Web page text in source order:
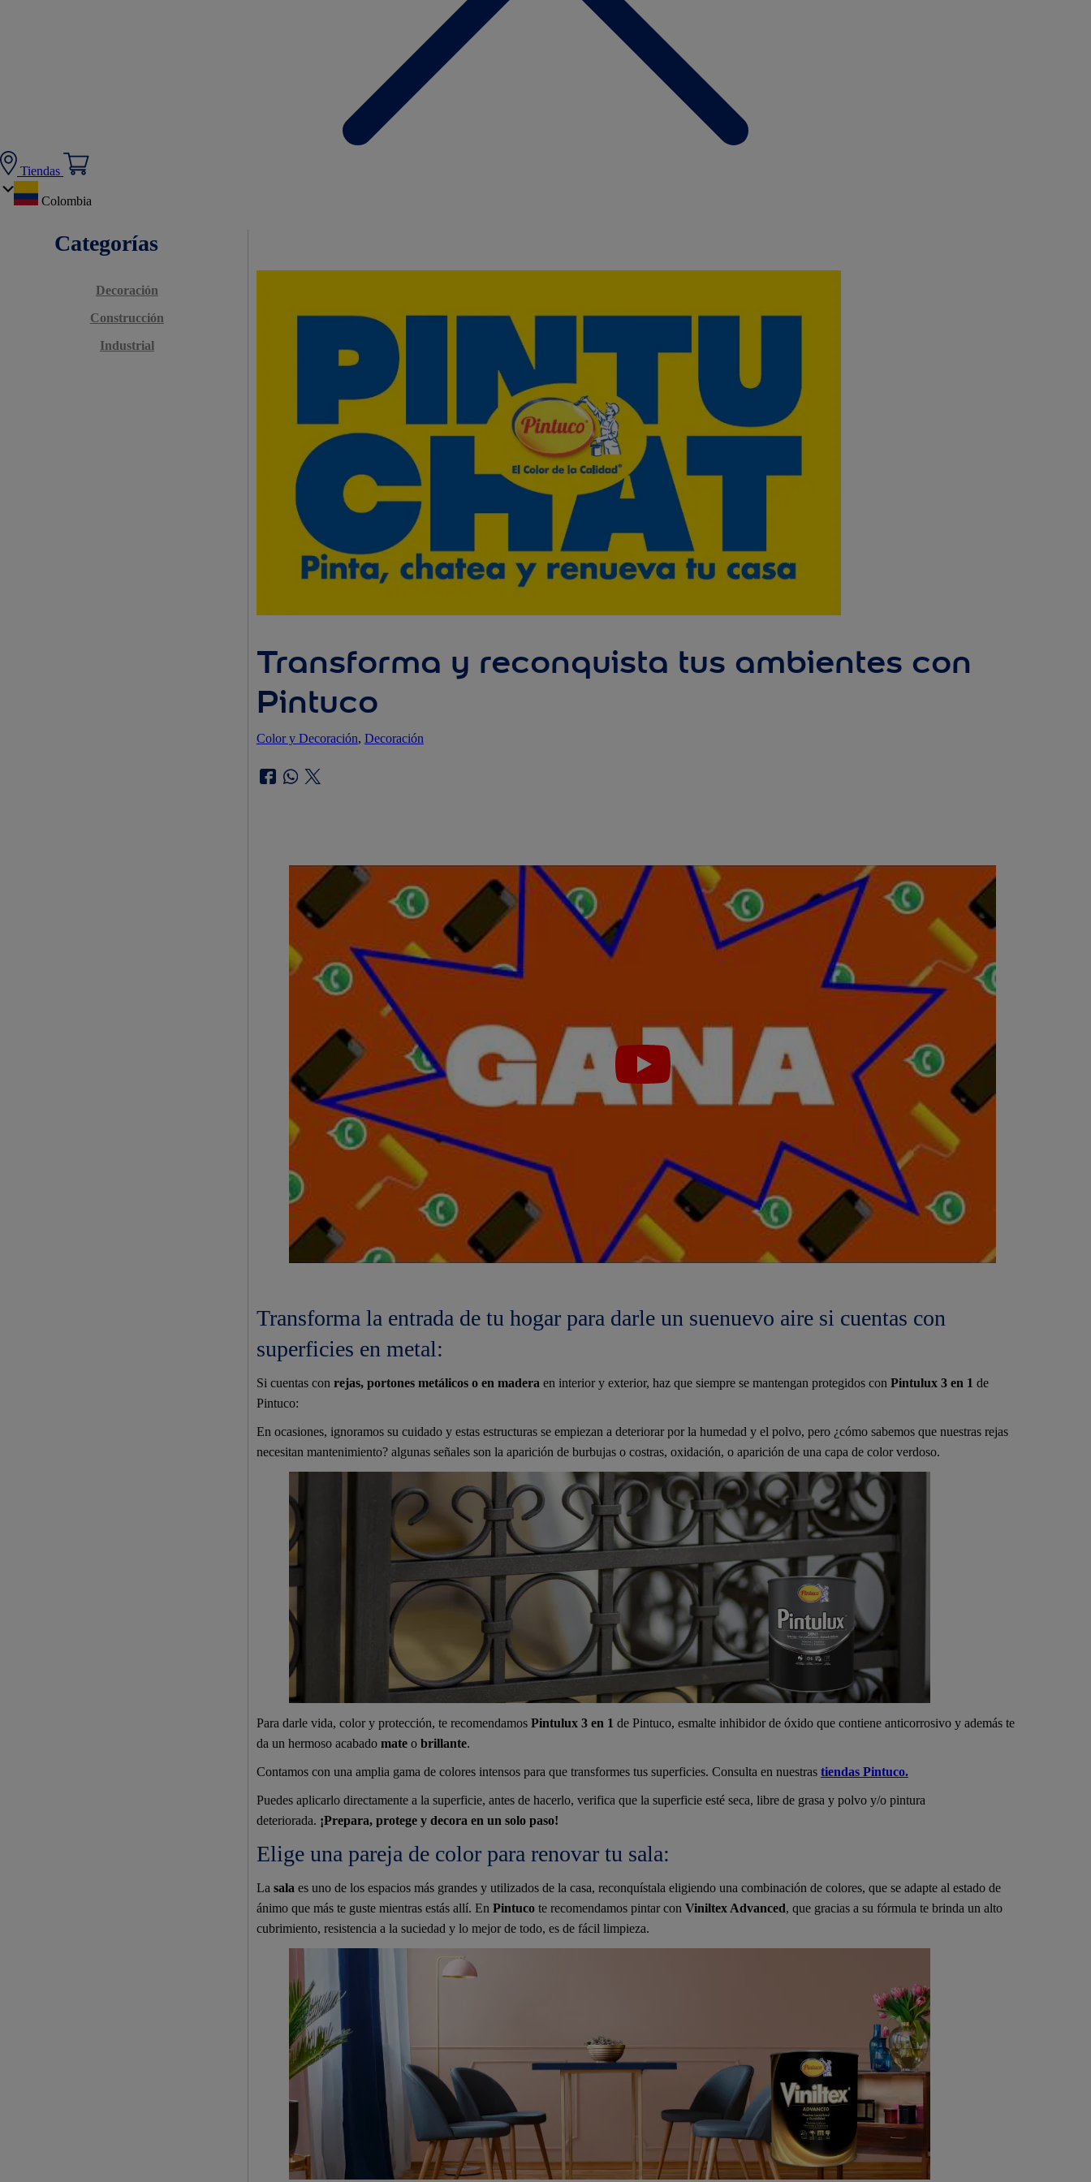
Tiendas
Colombia
Categorías
Decoración
Construcción
Industrial
Transforma y reconquista tus ambientes con
Pintuco
Color y Decoración, Decoración
Transforma la entrada de tu hogar para darle un suenuevo aire si cuentas con
superficies en metal:
Si cuentas con rejas, portones metálicos o en madera en interior y exterior, haz que siempre se mantengan protegidos con Pintulux 3 en 1 de
Pintuco:
En ocasiones, ignoramos su cuidado y estas estructuras se empiezan a deteriorar por la humedad y el polvo, pero ¿cómo sabemos que nuestras rejas
necesitan mantenimiento? algunas señales son la aparición de burbujas o costras, oxidación, o aparición de una capa de color verdoso.
Para darle vida, color y protección, te recomendamos Pintulux 3 en 1 de Pintuco, esmalte inhibidor de óxido que contiene anticorrosivo y además te
da un hermoso acabado mateo brillante.
Contamos con una amplia gama de colores intensos para que transformes tus superficies. Consulta en nuestras tiendas Pintuco.
Puedes aplicarlo directamente a la superficie, antes de hacerlo, verifica que la superficie esté seca, libre de grasa y polvo y/o pintura
deteriorada. ¡Prepara, protege y decora en un solo paso!
Elige una pareja de color para renovar tu sala:
La sala es uno de los espacios más grandes y utilizados de la casa, reconquístala eligiendo una combinación de colores, que se adapte al estado de
ánimo que más te guste mientras estás allí. En Pintucote recomendamos pintar con Viniltex Advanced, que gracias a su fórmula te brinda un alto
cubrimiento, resistencia a la suciedad y lo mejor de todo, es de fácil limpieza.